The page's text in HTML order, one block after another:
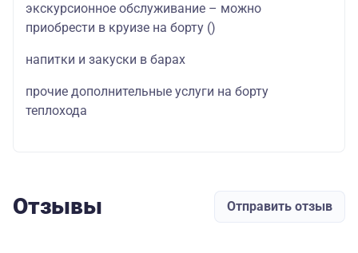
экскурсионное обслуживание – можно
приобрести в круизе на борту ()
напитки и закуски в барах
прочие дополнительные услуги на борту
теплохода
Отзывы Отправить отзыв